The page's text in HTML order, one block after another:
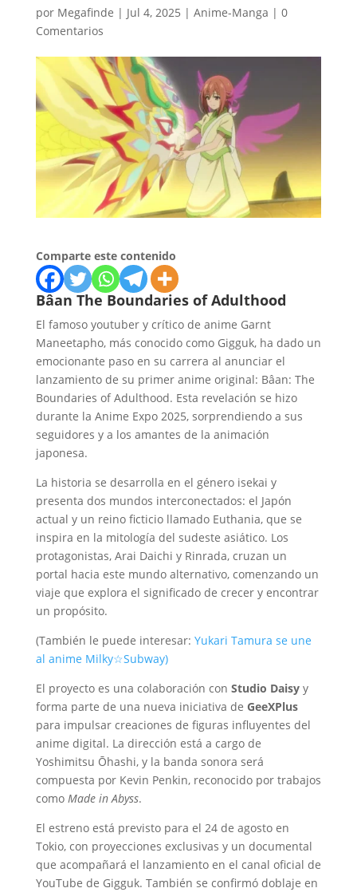
por Megafinde | Jul 4, 2025 | Anime-Manga | 0
Comentarios
Comparte este contenido
Bâan The Boundaries of Adulthood
El famoso youtuber y crítico de anime Garnt
Maneetapho, más conocido como Gigguk, ha dado un
emocionante paso en su carrera al anunciar el
lanzamiento de su primer anime original: Bâan: The
Boundaries of Adulthood. Esta revelación se hizo
durante la Anime Expo 2025, sorprendiendo a sus
seguidores y a los amantes de la animación
japonesa.
La historia se desarrolla en el género isekai y
presenta dos mundos interconectados: el Japón
actual y un reino ficticio llamado Euthania, que se
inspira en la mitología del sudeste asiático. Los
protagonistas, Arai Daichi y Rinrada, cruzan un
portal hacia este mundo alternativo, comenzando un
viaje que explora el significado de crecer y encontrar
un propósito.
(También le puede interesar: Yukari Tamura se une
al anime Milky☆Subway)
El proyecto es una colaboración con Studio Daisyy
forma parte de una nueva iniciativa de GeeXPlus
para impulsar creaciones de figuras influyentes del
anime digital. La dirección está a cargo de
Yoshimitsu Ōhashi, y la banda sonora será
compuesta por Kevin Penkin, reconocido por trabajos
como Made in Abyss.
El estreno está previsto para el 24 de agosto en
Tokio, con proyecciones exclusivas y un documental
que acompañará el lanzamiento en el canal oficial de
YouTube de Gigguk. También se confirmó doblaje en